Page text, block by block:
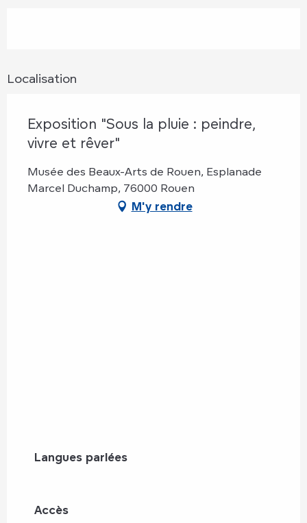
Localisation
Exposition "Sous la pluie : peindre,
vivre et rêver"
Musée des Beaux-Arts de Rouen, Esplanade
Marcel Duchamp, 76000 Rouen
M'y rendre
Langues parlées
Langues parlées
Accès
Accès